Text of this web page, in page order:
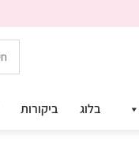
בלוג ביקורות